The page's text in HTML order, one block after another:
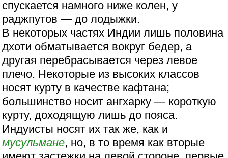
спускается намного ниже колен, у
раджпутов — до лодыжки.
В некоторых частях Индии лишь половина
дхоти обматывается вокруг бедер, а
другая перебрасывается через левое
плечо. Некоторые из высоких классов
носят курту в качестве кафтана;
большинство носит ангхарку — короткую
курту, доходящую лишь до пояса.
Индуисты носят их так же, как и
мусульмане, но, в то время как вторые